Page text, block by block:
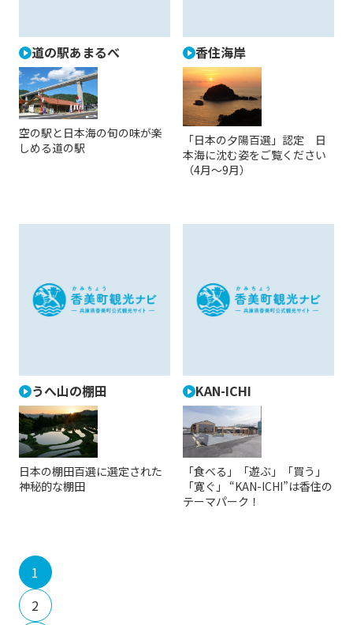
道の駅あまるべ
空の駅と日本海の旬の味が楽
しめる道の駅
香住海岸
「日本の夕陽百選」認定 日
本海に沈む姿をご覧ください
（4月～9月）
うへ山の棚田
日本の棚田百選に選定された
神秘的な棚田
KAN-ICHI
「食べる」「遊ぶ」「買う」
「寛ぐ」 “KAN-ICHI”は香住の
テーマパーク！
1
2